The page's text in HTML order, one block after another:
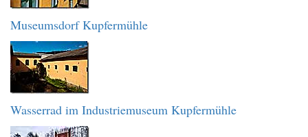
Museumsdorf Kupfermühle
Wasserrad im Industriemuseum Kupfermühle